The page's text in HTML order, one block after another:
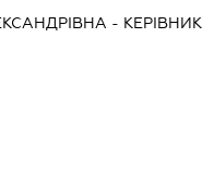
- КЕРІВНИК